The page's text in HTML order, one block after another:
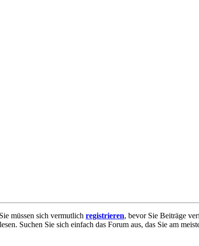
müssen sich vermutlich registrieren, bevor Sie Beiträge
Suchen Sie sich einfach das Forum aus, das Sie am